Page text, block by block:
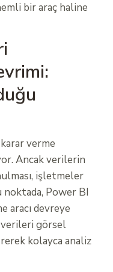
bir araç haline
verme
Ancak verilerin
işletmeler
noktada, Power BI
aracı devreye
verileri görsel
kolayca analiz